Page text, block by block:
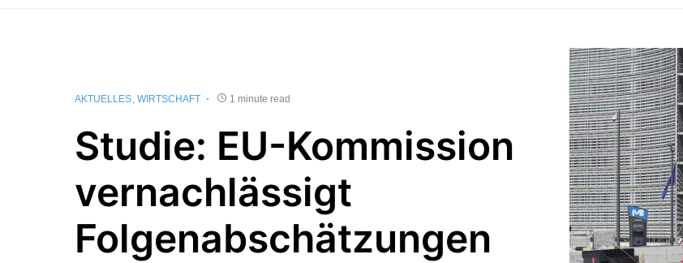
AKTUELLES WIRTSCHAFT 1 minute read
Studie: EU-Kommission
vernachlässigt
Folgenabschätzungen